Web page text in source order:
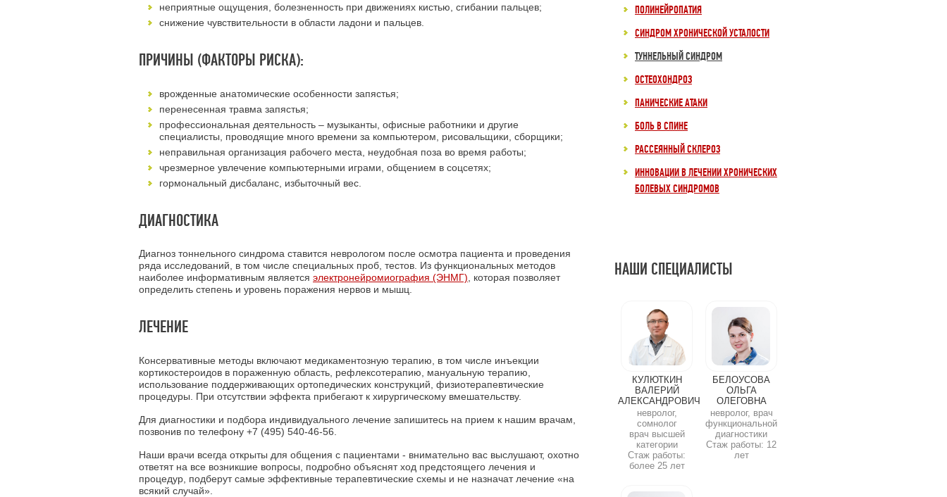
неприятные ощущения, болезненность при движениях кистью, сгибании пальцев;
снижение чувствительности в области ладони и пальцев.
ПРИЧИНЫ (ФАКТОРЫ РИСКА):
врожденные анатомические особенности запястья;
перенесенная травма запястья;
профессиональная деятельность – музыканты, офисные работники и другие
специалисты, проводящие много времени за компьютером, рисовальщики, сборщики;
неправильная организация рабочего места, неудобная поза во время работы;
чрезмерное увлечение компьютерными играми, общением в соцсетях;
гормональный дисбаланс, избыточный вес.
ДИАГНОСТИКА
Диагноз тоннельного синдрома ставится неврологом после осмотра пациента и проведения
ряда исследований, в том числе специальных проб, тестов. Из функциональных методов
наиболее информативным является электронейромиография (ЭНМГ) , которая позволяет
определить степень и уровень поражения нервов и мышц.
ЛЕЧЕНИЕ
Консервативные методы включают медикаментозную терапию, в том числе инъекции
кортикостероидов в пораженную область, рефлексотерапию, мануальную терапию,
использование поддерживающих ортопедических конструкций, физиотерапевтические
процедуры. При отсутствии эффекта прибегают к хирургическому вмешательству.
Для диагностики и подбора индивидуального лечение запишитесь на прием к нашим врачам,
позвонив по телефону +7 (495) 540-46-56.
Наши врачи всегда открыты для общения с пациентами - внимательно вас выслушают, охотно
ответят на все возникшие вопросы, подробно объяснят ход предстоящего лечения и
процедур, подберут самые эффективные терапевтические схемы и не назначат лечение «на
всякий случай».
ПОЛИНЕЙРОПАТИЯ
СИНДРОМ ХРОНИЧЕСКОЙ УСТАЛОСТИ
ТУННЕЛЬНЫЙ СИНДРОМ
ОСТЕОХОНДРОЗ
ПАНИЧЕСКИЕ АТАКИ
БОЛЬ В СПИНЕ
РАССЕЯННЫЙ СКЛЕРОЗ
ИННОВАЦИИ В ЛЕЧЕНИИ ХРОНИЧЕСКИХ
БОЛЕВЫХ СИНДРОМОВ
НАШИ СПЕЦИАЛИСТЫ
КУЛЮТКИН
ВАЛЕРИЙ
АЛЕКСАНДРОВИЧ
невролог,
сомнолог
врач высшей
категории
Стаж работы:
более 25 лет
БЕЛОУСОВА
ОЛЬГА
ОЛЕГОВНА
невролог, врач
функциональной
диагностики
Стаж работы: 12
лет